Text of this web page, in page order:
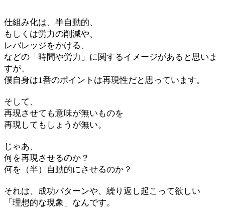
仕組み化は、半自動的、
もしくは労力の削減や、
レバレッジをかける、
などの「時間や労力」に関するイメージがあると思いま
すが、
僕自身は1番のポイントは再現性だと思っています。
そして、
再現させても意味が無いものを
再現してもしょうが無い。
じゃあ、
何を再現させるのか？
何を（半）自動的にさせるのか？
それは、成功パターンや、繰り返し起こって欲しい
「理想的な現象」なんです。